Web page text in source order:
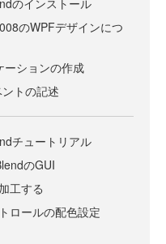
のWPFデザインにつ
ーションの作成
トの記述
チュートリアル
のGUI
工する
ロールの配色設定